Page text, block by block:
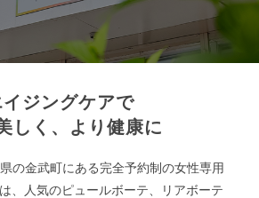
イジングケアで
しく、より健康に
の金武町にある完全予約制の女性専用
、人気のピュールボーテ、リアボーテ